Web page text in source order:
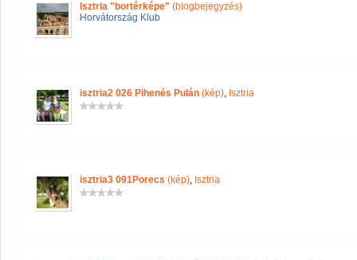
Isztria "bortérképe" (blogbejegyzés)
Horvátország Klub
isztria2 026 Pihenés Pulán (kép), Isztria
isztria3 091Porecs (kép), Isztria